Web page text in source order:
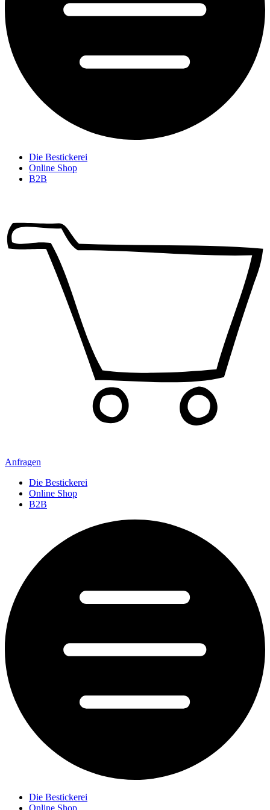
Die Bestickerei
Online Shop
B2B
Anfragen
Die Bestickerei
Online Shop
B2B
Die Bestickerei
Online Shop